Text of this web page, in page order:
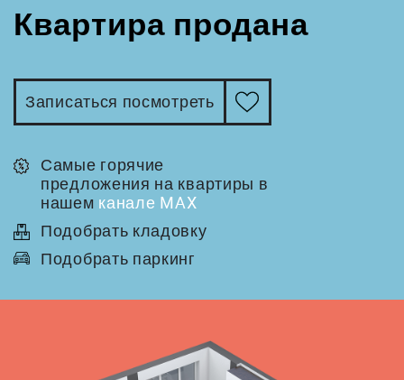
Квартира продана
Записаться посмотреть
Самые горячие
предложения на квартиры в
нашем канале MAX
Подобрать кладовку
Подобрать паркинг